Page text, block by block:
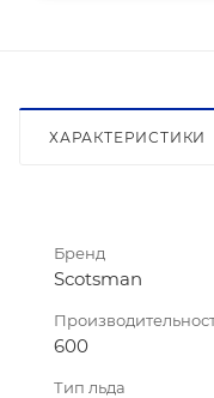
ХАРАКТЕРИСТИКИ
Бренд
Scotsman
600
Тип льда